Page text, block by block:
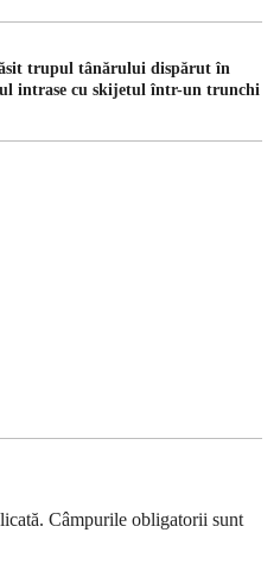
trupul tânărului dispărut în
intrase cu skijetul într-un trunchi
Câmpurile obligatorii sunt